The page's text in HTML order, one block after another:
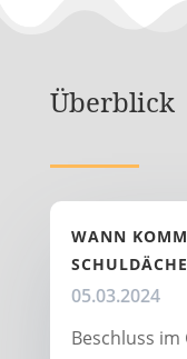
Überblick
WANN
05.03.2024
Beschluss